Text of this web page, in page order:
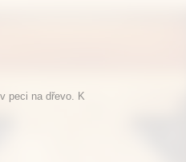
peci na dřevo. K